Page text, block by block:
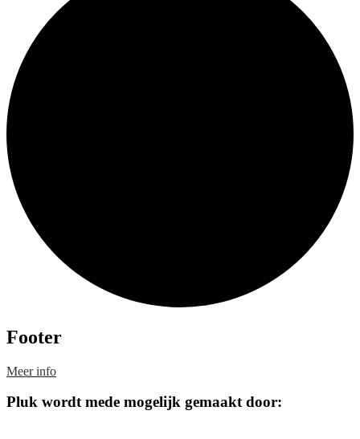
Footer
Meer info
Pluk wordt mede mogelijk gemaakt door: